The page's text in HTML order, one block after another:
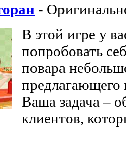
-
В этой игре у
попробовать
повара
Ваша задача –
клиентов,